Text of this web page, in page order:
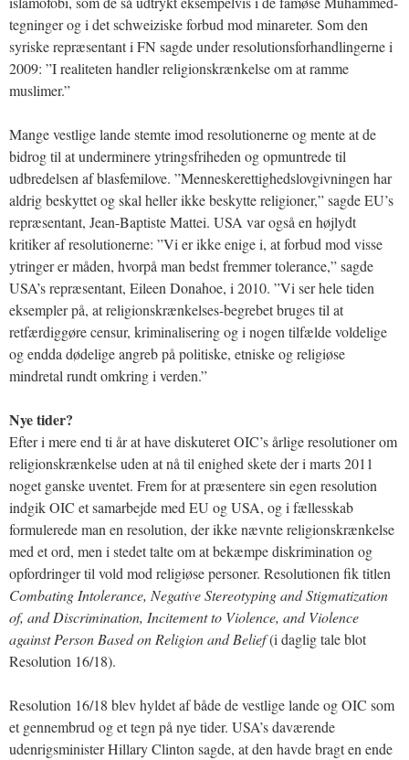
tegninger og i det schweiziske forbud mod minareter. Som den
syriske repræsentant i FN sagde under resolutionsforhandlingerne i
2009: ”I realiteten handler religionskrænkelse om at ramme
muslimer.”
Mange vestlige lande stemte imod resolutionerne og mente at de
bidrog til at underminere ytringsfriheden og opmuntrede til
udbredelsen af blasfemilove. ”Menneskerettighedslovgivningen har
aldrig beskyttet og skal heller ikke beskytte religioner,” sagde EU’s
repræsentant, Jean-Baptiste Mattei. USA var også en højlydt
kritiker af resolutionerne: ”Vi er ikke enige i, at forbud mod visse
ytringer er måden, hvorpå man bedst fremmer tolerance,” sagde
USA’s repræsentant, Eileen Donahoe, i 2010. ”Vi ser hele tiden
eksempler på, at religionskrænkelses-begrebet bruges til at
retfærdiggøre censur, kriminalisering og i nogen tilfælde voldelige
og endda dødelige angreb på politiske, etniske og religiøse
mindretal rundt omkring i verden.”
Nye tider?
Efter i mere end ti år at have diskuteret OIC’s årlige resolutioner om
religionskrænkelse uden at nå til enighed skete der i marts 2011
noget ganske uventet. Frem for at præsentere sin egen resolution
indgik OIC et samarbejde med EU og USA, og i fællesskab
formulerede man en resolution, der ikke nævnte religionskrænkelse
med et ord, men i stedet talte om at bekæmpe diskrimination og
opfordringer til vold mod religiøse personer. Resolutionen fik titlen
Combating Intolerance, Negative Stereotyping and Stigmatization
of, and Discrimination, Incitement to Violence, and Violence
against Person Based on Religion and Belief(i daglig tale blot
Resolution 16/18).
Resolution 16/18 blev hyldet af både de vestlige lande og OIC som
et gennembrud og et tegn på nye tider. USA’s daværende
udenrigsminister Hillary Clinton sagde, at den havde bragt en ende